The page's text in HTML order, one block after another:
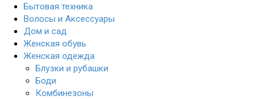
Бытовая техника
Волосы и Аксессуары
Дом и сад
Женская обувь
Женская одежда
Блузки и рубашки
Боди
Комбинезоны